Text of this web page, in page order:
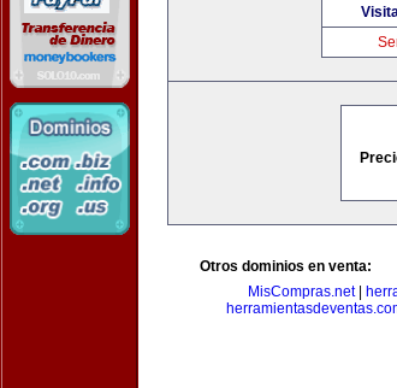
Otros dominios en venta:
MisCompras.net|